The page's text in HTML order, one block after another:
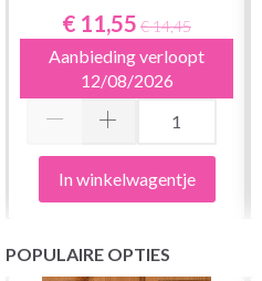
R535914X19
€ 11,55 € 14,45
Aanbieding verloopt
12/08/2026
In winkelwagentje
POPULAIRE OPTIES